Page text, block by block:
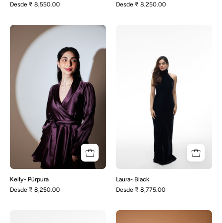
Desde ₹ 8,550.00
Desde ₹ 8,250.00
Kelly-
Kelly- Púrpura
Desde ₹ 8,250.00
Laura- Black
Desde ₹ 8,775.00